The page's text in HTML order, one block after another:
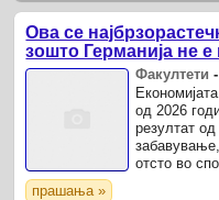
Ова се
зошто Германија не е
Факултети -
од 2026
резултат
отсто во
прашања »